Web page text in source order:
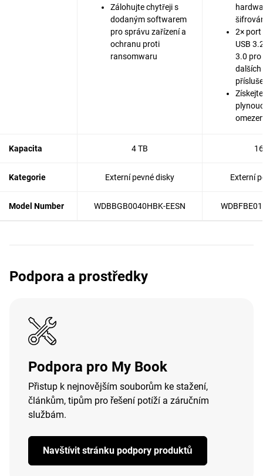
Zálohujte chytřeji s
dodaným softwarem
pro správu zařízení a
ochranu proti
ransomwaru
2× port
USB
3.0 pro
dalších
Kapacita 4 TB
Kategorie Externí pevné disky Externí
Model Number WDBBGB0040HBK-EESN
Podpora a prostředky
Podpora pro My Book
Přistup k nejnovějším souborům ke stažení,
článkům, tipům pro řešení potíží a záručním
službám.
Navštívit stránku podpory produktů